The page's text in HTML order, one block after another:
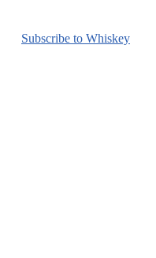
Subscribe to Whiskey